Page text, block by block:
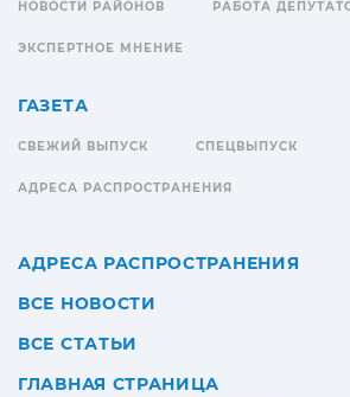
НОВОСТИ РАЙОНОВ РАБОТА
ЭКСПЕРТНОЕ МНЕНИЕ
ГАЗЕТА
СВЕЖИЙ ВЫПУСК СПЕЦВЫПУСК
АДРЕСА РАСПРОСТРАНЕНИЯ
АДРЕСА РАСПРОСТРАНЕНИЯ
ВСЕ НОВОСТИ
ВСЕ СТАТЬИ
ГЛАВНАЯ СТРАНИЦА